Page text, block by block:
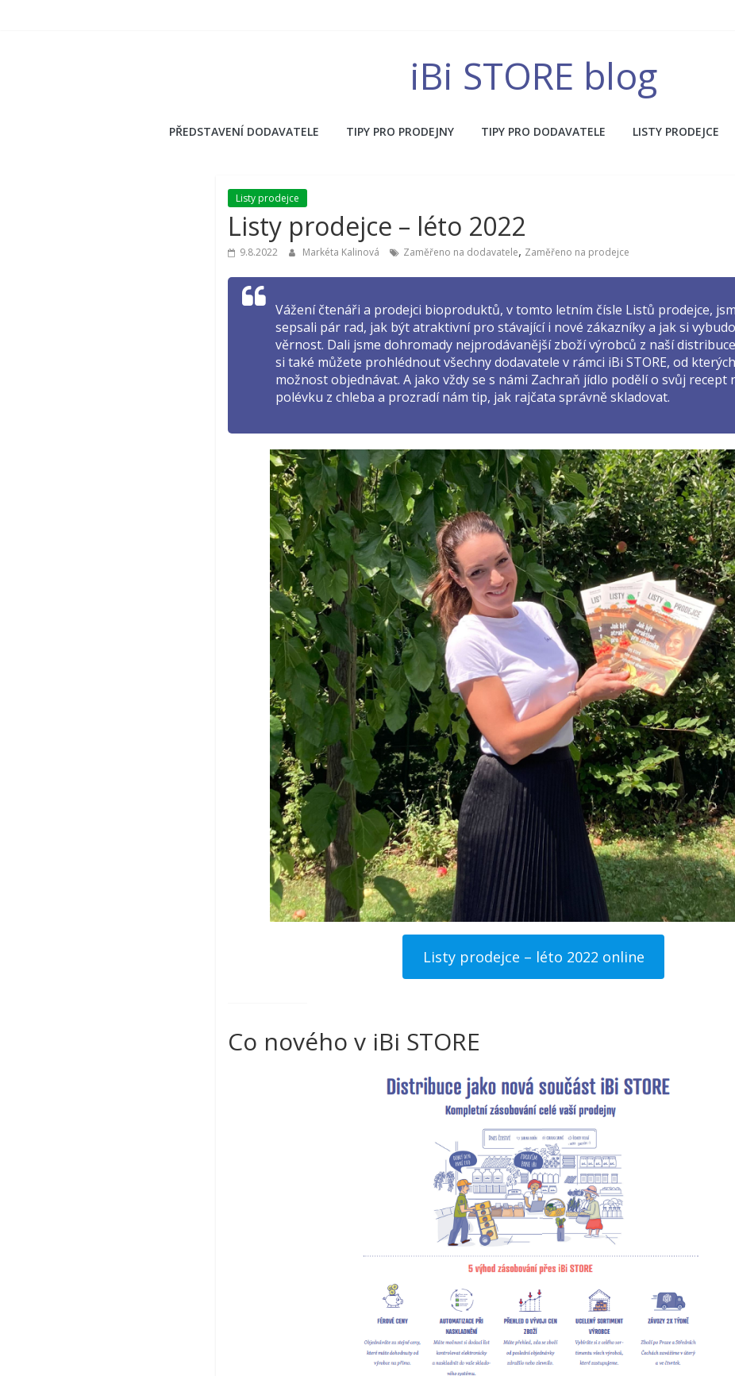
iBi STORE blog
PŘEDSTAVENÍ DODAVATELE TIPY PRO PRODEJNY TIPY PRO DODAVATELE LISTY PRODEJCE
Listy prodejce
Listy prodejce – léto 2022
9.8.2022 Markéta Kalinová Zaměřeno na dodavatele, Zaměřeno na prodejce
Vážení čtenáři a prodejci bioproduktů, v tomto letním čísle Listů prodejce,
sepsali pár rad, jak být atraktivní pro stávající i nové zákazníky a jak si
věrnost. Dali jsme dohromady nejprodávanější zboží výrobců z naší
si také můžete prohlédnout všechny dodavatele v rámci iBi STORE, od
možnost objednávat. A jako vždy se s námi Zachraň jídlo podělí o svůj recept
polévku z chleba a prozradí nám tip, jak rajčata správně skladovat.
Listy prodejce – léto 2022 online
Co nového v iBi STORE